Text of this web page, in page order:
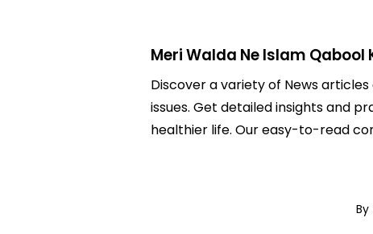
Meri Walda Ne Islam Qabool
Discover a variety of News
issues. Get detailed insights and
healthier life. Our easy-to-read